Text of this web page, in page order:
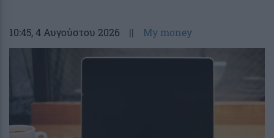
10:45, 4 Αυγούστου 2026 || My money